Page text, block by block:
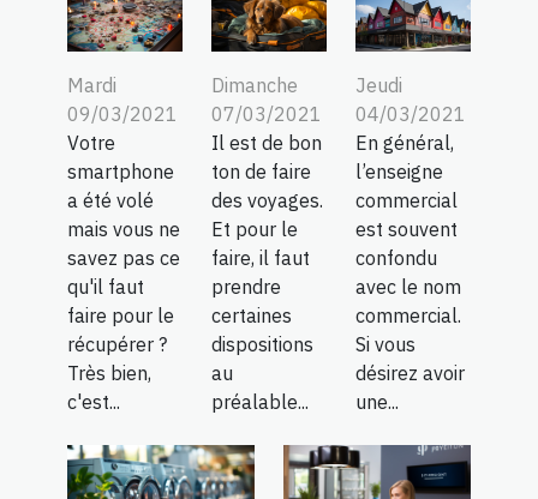
Mardi
09/03/2021
Votre
smartphone
a été volé
mais vous ne
savez pas ce
qu'il faut
faire pour le
récupérer ?
Très bien,
c'est...
Dimanche
07/03/2021
Il est de bon
ton de faire
des voyages.
Et pour le
faire, il faut
prendre
certaines
dispositions
au
préalable...
Jeudi
04/03/2021
En général,
l’enseigne
commercial
est souvent
confondu
avec le nom
commercial.
Si vous
désirez avoir
une...